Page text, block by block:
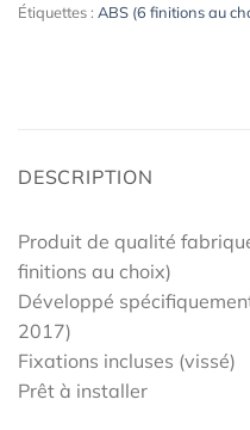
Étiquettes : ABS (6 finitions au
DESCRIPTION
Produit de qualité
finitions au choix)
Développé
2017)
Fixations incluses (vissé)
Prêt à installer